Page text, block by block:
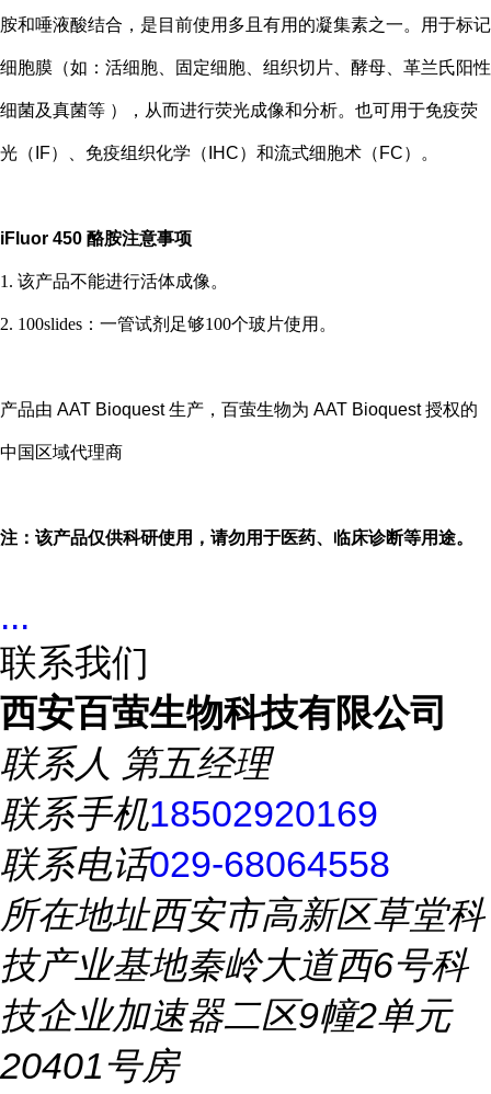
胺和唾液酸结合，是目前使用多且有用的凝集素之一。用于标记
细胞膜（如：活细胞、固定细胞、组织切片、酵母、革兰氏阳性
细菌及真菌等 ），从而进行荧光成像和分析。也可用于免疫荧
光（ IF）、免疫组织化学（ IHC）和流式细胞术（ FC）。
iFluor 450 酪胺注意事项
1. 该产品不能进行活体成像。
2. 100slides：一管试剂足够100个玻片使用。
产品由 AAT Bioquest 生产，百萤生物为 AAT Bioquest 授权的
中国区域代理商
注：该产品仅供科研使用，请勿用于医药、临床诊断等用途。
...
联系我们
西安百萤生物科技有限公司
联系人 第五经理
联系手机18502920169
联系电话029-68064558
所在地址西安市高新区草堂科
技产业基地秦岭大道西6号科
技企业加速器二区9幢2单元
20401号房